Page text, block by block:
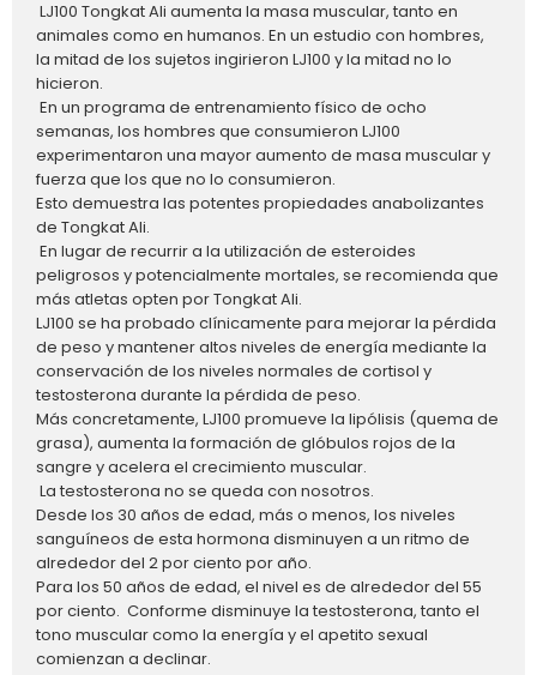
LJ100 Tongkat Ali aumenta la masa muscular, tanto en
animales como en humanos. En un estudio con hombres,
la mitad de los sujetos ingirieron LJ100 y la mitad no lo
hicieron.
En un programa de entrenamiento físico de ocho
semanas, los hombres que consumieron LJ100
experimentaron una mayor aumento de masa muscular y
fuerza que los que no lo consumieron.
Esto demuestra las potentes propiedades anabolizantes
de Tongkat Ali.
En lugar de recurrir a la utilización de esteroides
peligrosos y potencialmente mortales, se recomienda que
más atletas opten por Tongkat Ali.
LJ100 se ha probado clínicamente para mejorar la pérdida
de peso y mantener altos niveles de energía mediante la
conservación de los niveles normales de cortisol y
testosterona durante la pérdida de peso.
Más concretamente, LJ100 promueve la lipólisis (quema de
grasa), aumenta la formación de glóbulos rojos de la
sangre y acelera el crecimiento muscular.
La testosterona no se queda con nosotros.
Desde los 30 años de edad, más o menos, los niveles
sanguíneos de esta hormona disminuyen a un ritmo de
alrededor del 2 por ciento por año.
Para los 50 años de edad, el nivel es de alrededor del 55
por ciento. Conforme disminuye la testosterona, tanto el
tono muscular como la energía y el apetito sexual
comienzan a declinar.